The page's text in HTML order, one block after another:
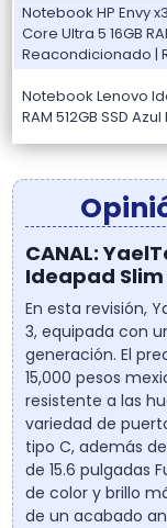
Notebook HP Envy
Core Ultra 5 16GB
Reacondicionado |
Notebook Lenovo
RAM 512GB SSD
CANAL:
Ideapad
En esta revisión,
3, equipada con
generación. El
15,000 pesos
resistente a las
variedad de
tipo C, además de
de 15.6 pulgadas
de color y brillo
de un acabado